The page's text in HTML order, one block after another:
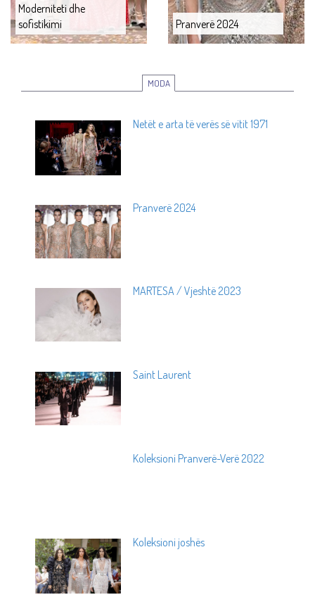
Moderniteti dhe
sofistikimi
Pranverë 2024
MODA
Netët e arta të verës së vitit 1971
Pranverë 2024
MARTESA / Vjeshtë 2023
Saint Laurent
Koleksioni Pranverë-Verë 2022
Koleksioni joshës